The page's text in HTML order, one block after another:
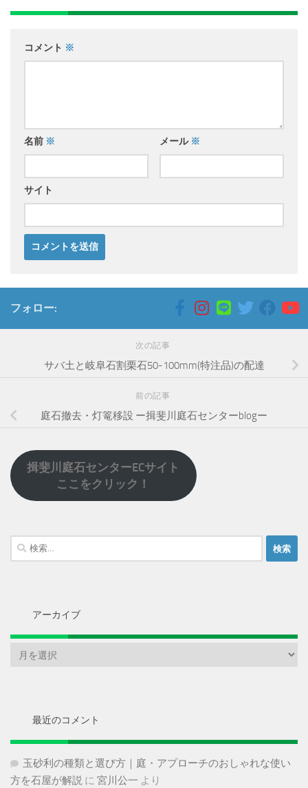
コメント ※
名前 ※ メール ※
サイト
フォロー:
次の記事
サバ土と岐阜石割栗石50-100mm(特注品)の配達
前の記事
庭石撤去・灯篭移設 ー揖斐川庭石センターblogー
揖斐川庭石センターECサイト
ここをクリック！
検
索:
アーカイブ
最近のコメント
玉砂利の種類と選び方｜庭・アプローチのおしゃれな使い
方を石屋が解説 に 宮川公一 より